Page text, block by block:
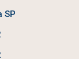
SP